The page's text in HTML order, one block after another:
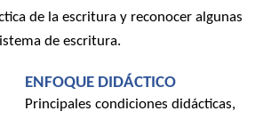
de la escritura y reconocer algunas
de escritura.
ENFOQUE DIDÁCTICO
Principales condiciones didácticas,